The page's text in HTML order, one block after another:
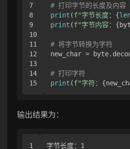
7
8
9
10
11
12
13
14
# 打印字节的长度及内容
print (f"字节长度： {
print (f"字节内容：
# 将字节转换为字符
new_char =
# 打印字符
print (f"字符：
输出结果为：
1 字节长度：1